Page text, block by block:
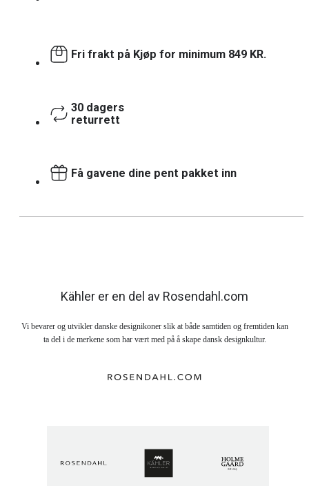
Fri frakt på Kjøp for minimum 849 KR.
30 dagers
returrett
Få gavene dine pent pakket inn
Kähler er en del av Rosendahl.com
Vi bevarer og utvikler danske designikoner slik at både samtiden og fremtiden kan
ta del i de merkene som har vært med på å skape dansk designkultur.